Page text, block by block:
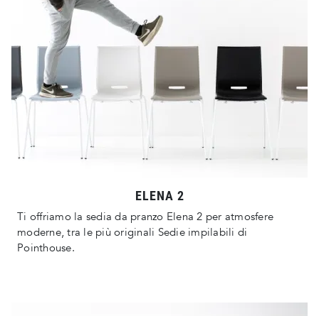
ELENA 2
Ti offriamo la sedia da pranzo Elena 2 per atmosfere
moderne, tra le più originali Sedie impilabili di
Pointhouse.